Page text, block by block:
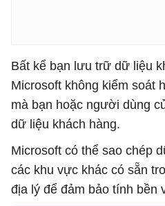
Bất kể bạn lưu trữ dữ liệu
Microsoft không kiểm soát
mà bạn hoặc người dùng
dữ liệu khách hàng.
Microsoft có thể sao chép
các khu vực khác có sẵn
địa lý để đảm bảo tính bền